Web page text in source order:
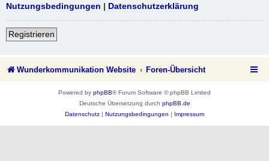
Nutzungsbedingungen | Datenschutzerklärung
Registrieren
Wunderkommunikation Website Foren-Übersicht
Powered by phpBB® Forum Software © phpBB Limited
Deutsche Übersetzung durch phpBB.de
Datenschutz | Nutzungsbedingungen | Impressum